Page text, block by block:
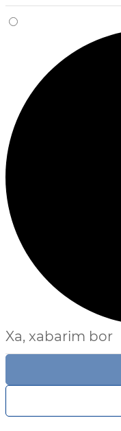
Xa, xabarim bor